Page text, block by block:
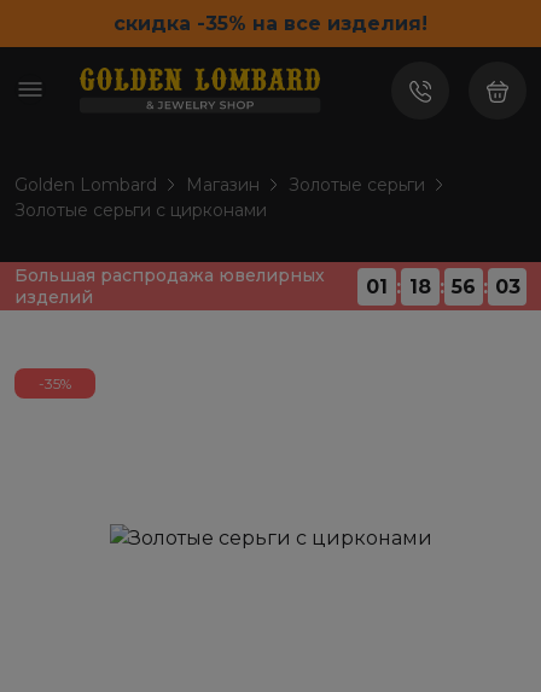
скидка -35% на все изделия!
Golden Lombard Магазин
Золотые серьги
Золотые серьги с цирконами
Большая распродажа ювелирных
изделий
01 : 18 : 56 : 03
-35%